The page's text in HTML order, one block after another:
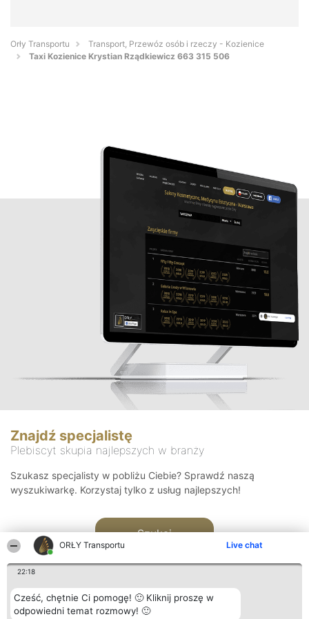
ORŁY Transportu Live chat
22:18
Cześć, chętnie Ci pomogę! 🙂 Kliknij proszę w
odpowiedni temat rozmowy! 🙂
Orły Transportu
Transport, Przewóz osób i rzeczy - Kozienice
Taxi Kozienice Krystian Rządkiewicz 663 315 506
Znajdź specjalistę
Plebiscyt skupia najlepszych w branży
Szukasz specjalisty w pobliżu Ciebie? Sprawdź naszą
wyszukiwarkę. Korzystaj tylko z usług najlepszych!
Szukaj